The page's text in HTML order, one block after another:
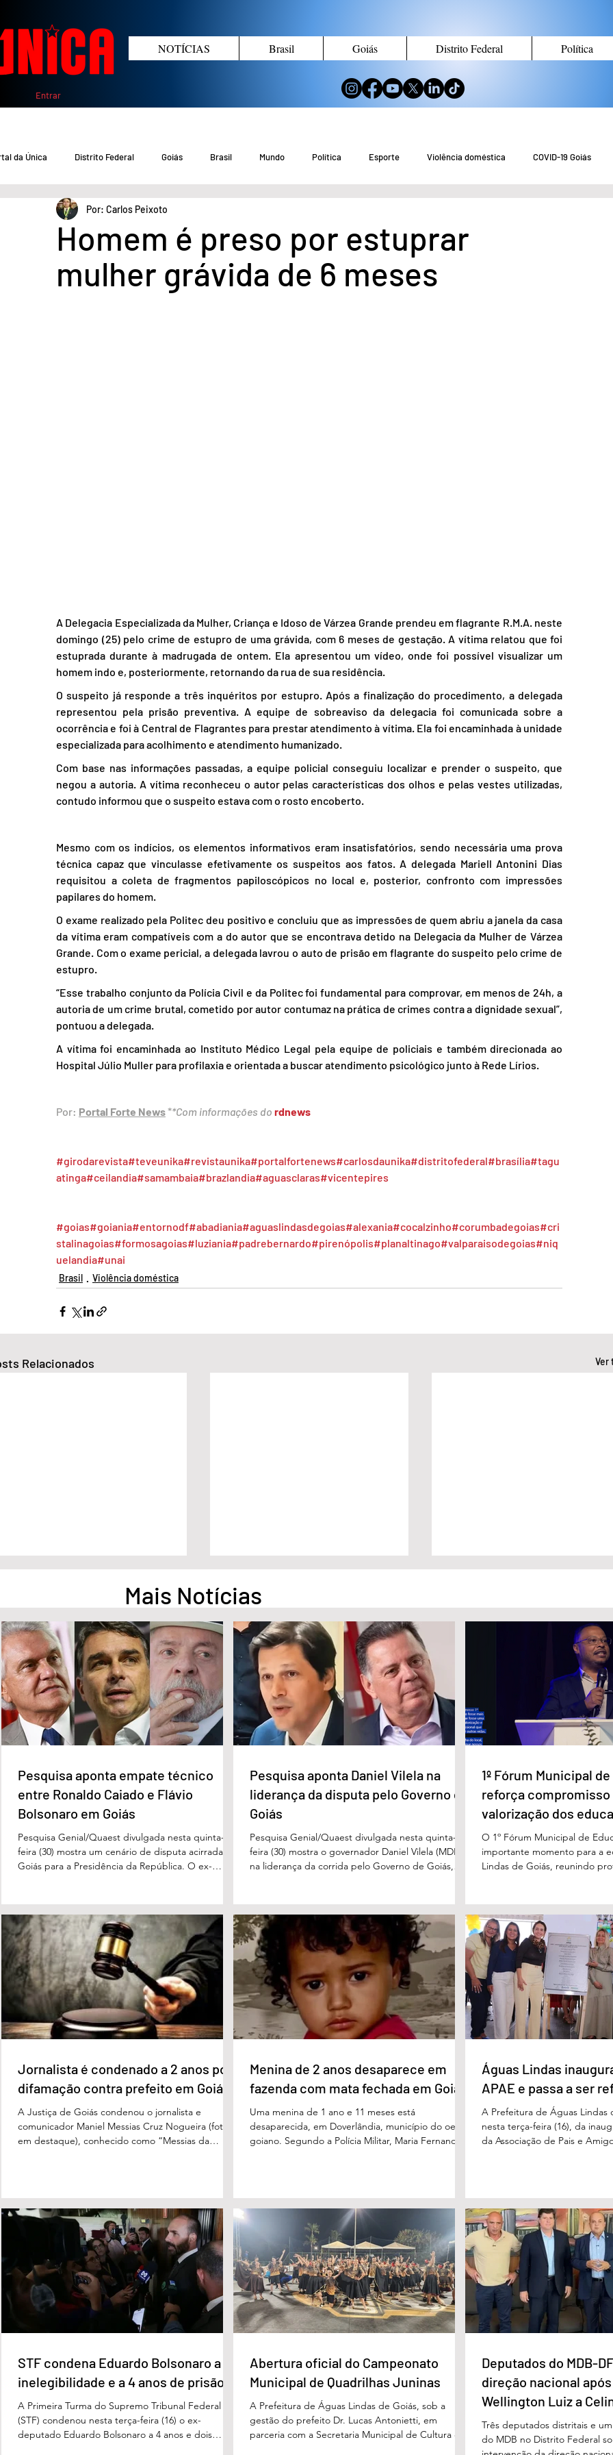
Entrar
NOTÍCIAS Brasil Goiás Distrito Federal Política
da Única Distrito Federal Goiás Brasil Mundo Política Esporte Violência doméstica COVID-19 Goiás
COVID-19 DF COVID-19 Brasil
Crimes no DF Saúde Educação Meio Ambiente
Homem é preso por estuprar
mulher grávida de 6 meses
Por: Carlos Peixoto
A Delegacia Especializada da Mulher, Criança e Idoso de Várzea Grande prendeu em flagrante R.M.A. neste
domingo (25) pelo crime de estupro de uma grávida, com 6 meses de gestação. A vítima relatou que foi
estuprada durante à madrugada de ontem. Ela apresentou um vídeo, onde foi possível visualizar um
homem indo e, posteriormente, retornando da rua de sua residência.
O suspeito já responde a três inquéritos por estupro. Após a finalização do procedimento, a delegada
representou pela prisão preventiva. A equipe de sobreaviso da delegacia foi comunicada sobre a
ocorrência e foi à Central de Flagrantes para prestar atendimento à vítima. Ela foi encaminhada à unidade
especializada para acolhimento e atendimento humanizado.
Com base nas informações passadas, a equipe policial conseguiu localizar e prender o suspeito, que
negou a autoria. A vítima reconheceu o autor pelas características dos olhos e pelas vestes utilizadas,
contudo informou que o suspeito estava com o rosto encoberto.
Mesmo com os indícios, os elementos informativos eram insatisfatórios, sendo necessária uma prova
técnica capaz que vinculasse efetivamente os suspeitos aos fatos. A delegada Mariell Antonini Dias
requisitou a coleta de fragmentos papiloscópicos no local e, posterior, confronto com impressões
papilares do homem.
O exame realizado pela Politec deu positivo e concluiu que as impressões de quem abriu a janela da casa
da vítima eram compatíveis com a do autor que se encontrava detido na Delegacia da Mulher de Várzea
Grande. Com o exame pericial, a delegada lavrou o auto de prisão em flagrante do suspeito pelo crime de
estupro.
“Esse trabalho conjunto da Polícia Civil e da Politec foi fundamental para comprovar, em menos de 24h, a
autoria de um crime brutal, cometido por autor contumaz na prática de crimes contra a dignidade sexual”,
pontuou a delegada.
A vítima foi encaminhada ao Instituto Médico Legal pela equipe de policiais e também direcionada ao
Hospital Júlio Muller para profilaxia e orientada a buscar atendimento psicológico junto à Rede Lírios.
Por: Portal Forte News **Com informações do rdnews
#girodarevista#teveunika#revistaunika#portalfortenews#carlosdaunika#distritofederal#brasília#tagu
atinga#ceilandia#samambaia#brazlandia#aguasclaras#vicentepires
#goias#goiania#entornodf#abadiania#aguaslindasdegoias#alexania#cocalzinho#corumbadegoias#cri
stalinagoias#formosagoias#luziania#padrebernardo#pirenópolis#planaltinago#valparaisodegoias#niq
uelandia#unai
Brasil Violência doméstica
Relacionados Ver
No G7, Lula cobra empenho
dos países ricos diante de
desigualdades
STF condena Eduardo
Bolsonaro a inelegibilidade e a
4 anos de prisão
Lula sanciona lei que garante
renovação automática da CNH
Mais Notícias
Pesquisa aponta empate técnico
entre Ronaldo Caiado e Flávio
Bolsonaro em Goiás
Pesquisa Genial/Quaest divulgada nesta quinta-
feira (30) mostra um cenário de disputa acirrada em
Goiás para a Presidência da República. O ex-
27%. Considerando a margem de erro de três
pontos percentuais, os dois estão em empate
técnico. Na terceira colocação está o presidente
Luiz Inácio Lula da Silva (PT), com 23% das
intenções de voto. Os
Pesquisa aponta Daniel Vilela na
liderança da disputa pelo Governo de
Goiás
Pesquisa Genial/Quaest divulgada nesta quinta-
feira (30) mostra o governador Daniel Vilela (MDB)
na liderança da corrida pelo Governo de Goiás,
turno, Daniel Vilela aparece com 37% das intenções
de voto, seguido pelo ex-governador Marconi
Perillo (PSDB), com 21%. Em seguida estão Wilder
Morais (PL), com 11%, Luis Cesar Bueno (PT), com
3%, e
1º Fórum Municipal
reforça compromisso
valorização dos
Águas Lindas
O 1º Fórum Municipal de
importante momento para a
Lindas de Goiás, reunindo
um papel fundamental na
gerações. Durante o evento,
de Educação, Denildson
fórum nasceu do desejo de
educadores muito mais do
Jornalista é condenado a 2 anos por
difamação contra prefeito em Goiás
A Justiça de Goiás condenou o jornalista e
comunicador Maniel Messias Cruz Nogueira (foto
em destaque), conhecido como “Messias da
proferida pelo juiz Hermes Pereira Vidigal, da Vara
Criminal da Comarca de Edéia. O jornalista
contesta a decisão e diz que sofre perseguição.
Apesar da condenação, a pena será cumprida em
regime inicialmente aberto e
Menina de 2 anos desaparece em
fazenda com mata fechada em Goiás
Uma menina de 1 ano e 11 meses está
desaparecida, em Doverlândia, município do oeste
goiano. Segundo a Polícia Militar, Maria Fernanda
terça-feira (16/6) não havia sido localizada. O Corpo
de Bombeiros realiza buscas na região, que é de
mata fechada e próxima ao Rio Paraíso. De acordo
com o tenente Vivaldo Alves da Silva Filho, da Polí
Águas Lindas
APAE e passa a ser
A Prefeitura de Águas Lindas
nesta terça-feira (16), da
da Associação de Pais e
avanço nas políticas públicas
especializada e atendimento
pessoas com deficiência. A
projetada para oferecer
STF condena Eduardo Bolsonaro a
inelegibilidade e a 4 anos de prisão
A Primeira Turma do Supremo Tribunal Federal
(STF) condenou nesta terça-feira (16) o ex-
deputado Eduardo Bolsonaro a 4 anos e dois
Abertura oficial do Campeonato
Municipal de Quadrilhas Juninas
A Prefeitura de Águas Lindas de Goiás, sob a
gestão do prefeito Dr. Lucas Antonietti, em
parceria com a Secretaria Municipal de Cultura e
Deputados do MDB-
direção nacional
Wellington Luiz a
Três deputados distritais e
do MDB no Distrito Federal